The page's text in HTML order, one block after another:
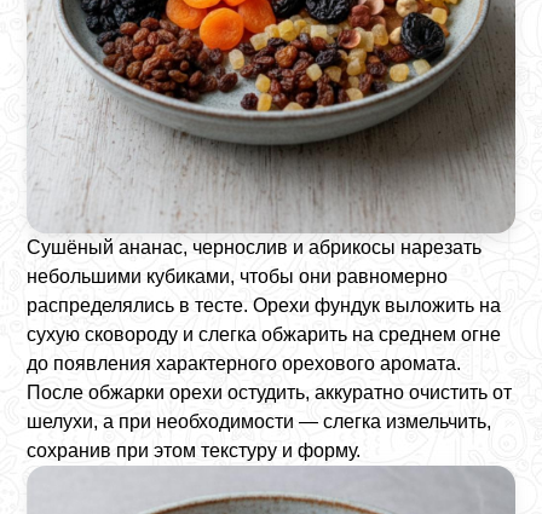
Сушёный ананас, чернослив и абрикосы нарезать
небольшими кубиками, чтобы они равномерно
распределялись в тесте. Орехи фундук выложить на
сухую сковороду и слегка обжарить на среднем огне
до появления характерного орехового аромата.
После обжарки орехи остудить, аккуратно очистить от
шелухи, а при необходимости — слегка измельчить,
сохранив при этом текстуру и форму.